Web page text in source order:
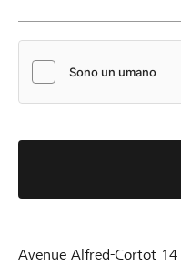
Avenue Alfred-Cortot 14